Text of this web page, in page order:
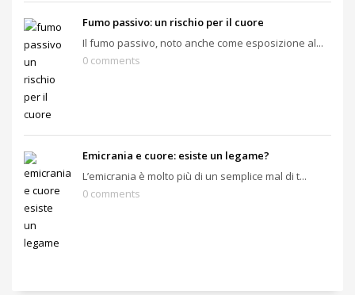
Fumo passivo: un rischio per il cuore
Il fumo passivo, noto anche come esposizione al...
0 comments
Emicrania e cuore: esiste un legame?
L’emicrania è molto più di un semplice mal di t...
0 comments